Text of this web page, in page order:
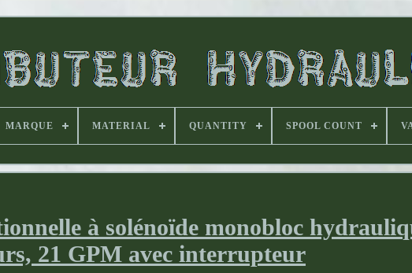
MARQUE MATERIAL QUANTITY SPOOL COUNT
à solénoïde monobloc
21 GPM avec interrupteur